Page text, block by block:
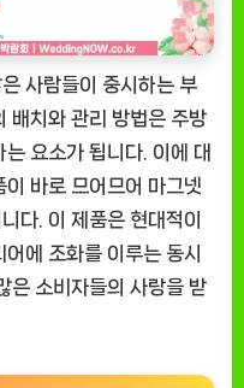
품]
므
어
므
어
그
넷
홀
러
사람들이 중시하는 부
배치와 관리 방법은 주방
요소가 됩니다. 이에 대
바로 므어므어 마그넷
다. 이 제품은 현대적이
에 조화를 이루는 동시
은 소비자들의 사랑을 받